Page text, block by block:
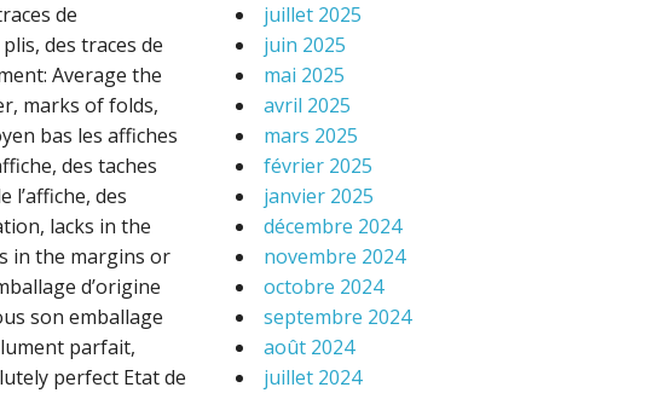
de
des traces de
Average the
marks of folds,
bas les affiches
des taches
l’affiche, des
lacks in the
in the margins or
d’origine
son emballage
parfait,
perfect Etat de
juillet 2025
juin 2025
mai 2025
avril 2025
mars 2025
février 2025
janvier 2025
décembre 2024
novembre 2024
octobre 2024
septembre 2024
août 2024
juillet 2024